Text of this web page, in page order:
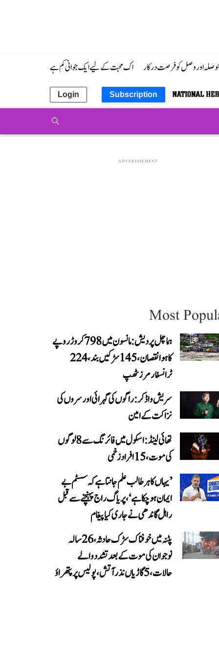
حوصلہ اور وصل کو فرصت درکار اک محبت کے لیے ایک جوانی کم ہے
Subscription
Login
ADVERTISEMENT
Most
ہماچل پردیش: مانسون میں 798 کروڑ روپے
کا ہوا نقصان، 145 سڑکیں بند، 224
ٹرانسفارمرز ٹھپ
سریش واڈکر: راگوں کی گہرائی اور سروں کی
نزاکت کے امین
تھائی لینڈ: اسکول میں فائرنگ سے 8 لوگوں
کی موت، 15 افراد زخمی
’یہاں کا ہر طالب علم جانتا ہے کہ سسٹم بے
ایمان ہو چکا ہے‘، پریاگ راج پہنچنے سے قبل
راہل گاندھی نے جاری کیا پیغام
پٹنہ میں خوفناک سڑک حادثہ، 26 سالہ
نوجوان کی موت کے بعد تشدد والے
حالات، 5 گاڑیاں نذر آتش، پولیس پر پتھراؤ